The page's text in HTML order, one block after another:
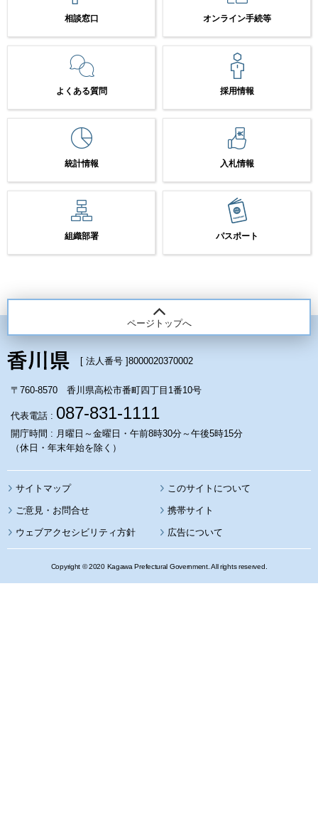
相談窓口 オンライン手続等
よくある質問 採用情報
統計情報 入札情報
組織部署 パスポート
ページトップへ
[ 法人番号 ]8000020370002
〒760-8570 香川県高松市番町四丁目1番10号
代表電話 : 087-831-1111
開庁時間 : 月曜日～金曜日・午前8時30分～午後5時15分
（休日・年末年始を除く）
サイトマップ このサイトについて
携帯サイト
ウェブアクセシビリティ方針 広告について
Copyright © 2020 Kagawa Prefectural Government. All rights reserved.